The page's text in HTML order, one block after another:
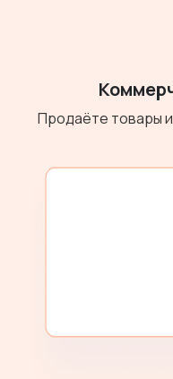
Продаёте товары